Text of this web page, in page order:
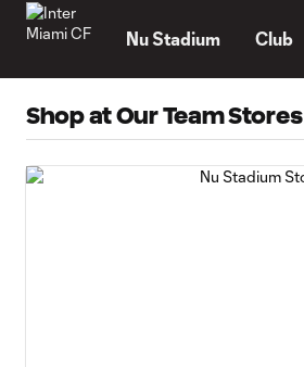
Nu Stadium Club
Shop at Our Team Stores